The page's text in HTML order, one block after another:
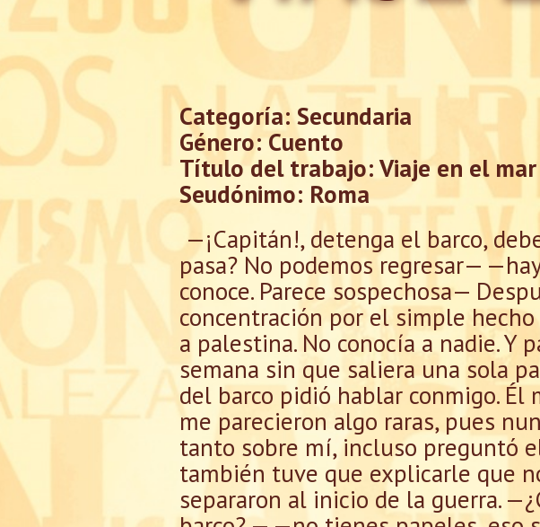
Categoría: Secundaria
Género: Cuento
Título del trabajo: Viaje en el mar
Seudónimo: Roma
—¡Capitán!, detenga el barco,
pasa? No podemos regresar—
conoce. Parece sospechosa—
concentración por el simple
a palestina. No conocía a nadie. Y
semana sin que saliera una sola
del barco pidió hablar conmigo. Él
me parecieron algo raras, pues
tanto sobre mí, incluso preguntó
también tuve que explicarle que
separaron al inicio de la guerra.